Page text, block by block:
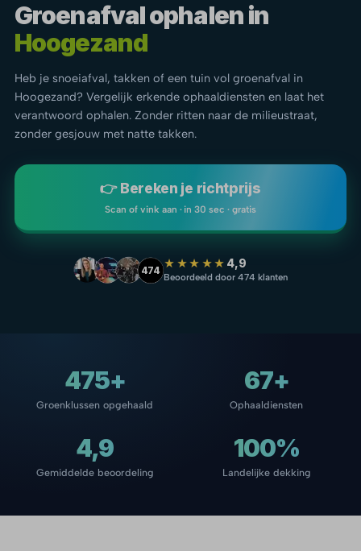
Groenafval ophalen in
Hoogezand
Heb je snoeiafval, takken of een tuin vol groenafval in
Hoogezand? Vergelijk erkende ophaaldiensten en laat het
verantwoord ophalen. Zonder ritten naar de milieustraat,
zonder gesjouw met natte takken.
👉 Bereken je richtprijs
Scan of vink aan · in 30 sec · gratis
474 ★★★★★ 4,9
Beoordeeld door 474 klanten
475+
Groenklussen opgehaald
67+
Ophaaldiensten
4,9
Gemiddelde beoordeling
100%
Landelijke dekking